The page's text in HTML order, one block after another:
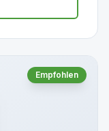
Empfohlen